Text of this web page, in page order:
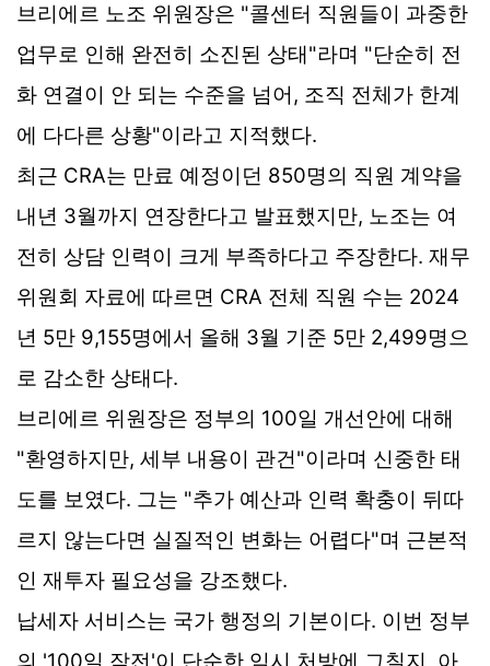
브리에르 노조 위원장은 "콜센터 직원들이 과중한
업무로 인해 완전히 소진된 상태"라며 "단순히 전
화 연결이 안 되는 수준을 넘어, 조직 전체가 한계
에 다다른 상황"이라고 지적했다.
최근 CRA는 만료 예정이던 850명의 직원 계약을
내년 3월까지 연장한다고 발표했지만, 노조는 여
전히 상담 인력이 크게 부족하다고 주장한다. 재무
위원회 자료에 따르면 CRA 전체 직원 수는 2024
년 5만 9,155명에서 올해 3월 기준 5만 2,499명으
로 감소한 상태다.
브리에르 위원장은 정부의 100일 개선안에 대해
"환영하지만, 세부 내용이 관건"이라며 신중한 태
도를 보였다. 그는 "추가 예산과 인력 확충이 뒤따
르지 않는다면 실질적인 변화는 어렵다"며 근본적
인 재투자 필요성을 강조했다.
납세자 서비스는 국가 행정의 기본이다. 이번 정부